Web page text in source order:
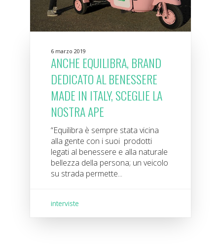
6 marzo 2019
ANCHE EQUILIBRA, BRAND
DEDICATO AL BENESSERE
MADE IN ITALY, SCEGLIE LA
NOSTRA APE
“Equilibra è sempre stata vicina
alla gente con i suoi prodotti
legati al benessere e alla naturale
bellezza della persona; un veicolo
su strada permette...
interviste